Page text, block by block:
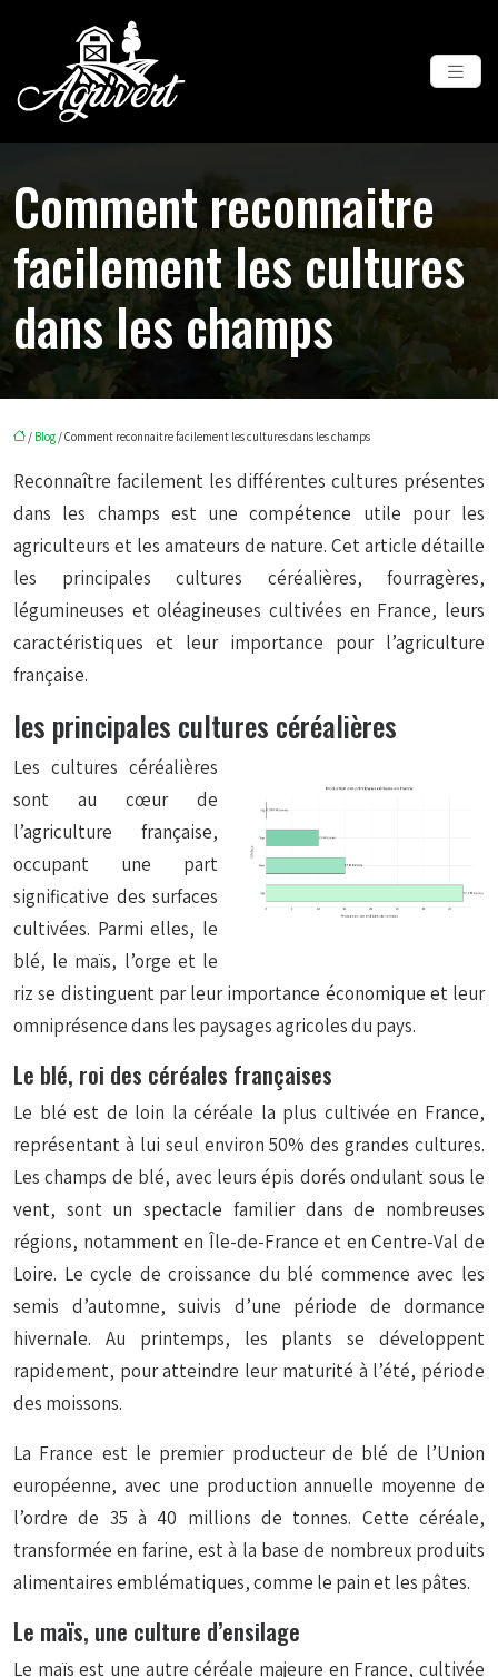
Comment reconnaitre
facilement les cultures
dans les champs
/ Blog / Comment reconnaitre facilement les cultures dans les champs
Reconnaître facilement les différentes cultures présentes
dans les champs est une compétence utile pour les
agriculteurs et les amateurs de nature. Cet article détaille
les principales cultures céréalières, fourragères,
légumineuses et oléagineuses cultivées en France, leurs
caractéristiques et leur importance pour l’agriculture
française.
les principales cultures céréalières
Les cultures céréalières
sont au cœur de
l’agriculture française,
occupant une part
significative des surfaces
cultivées. Parmi elles, le
blé, le maïs, l’orge et le
riz se distinguent par leur importance économique et leur
omniprésence dans les paysages agricoles du pays.
Le blé, roi des céréales françaises
Le blé est de loin la céréale la plus cultivée en France,
représentant à lui seul environ 50% des grandes cultures.
Les champs de blé, avec leurs épis dorés ondulant sous le
vent, sont un spectacle familier dans de nombreuses
régions, notamment en Île-de-France et en Centre-Val de
Loire. Le cycle de croissance du blé commence avec les
semis d’automne, suivis d’une période de dormance
hivernale. Au printemps, les plants se développent
rapidement, pour atteindre leur maturité à l’été, période
des moissons.
La France est le premier producteur de blé de l’Union
européenne, avec une production annuelle moyenne de
l’ordre de 35 à 40 millions de tonnes. Cette céréale,
transformée en farine, est à la base de nombreux produits
alimentaires emblématiques, comme le pain et les pâtes.
Le maïs, une culture d’ensilage
Le maïs est une autre céréale majeure en France, cultivée